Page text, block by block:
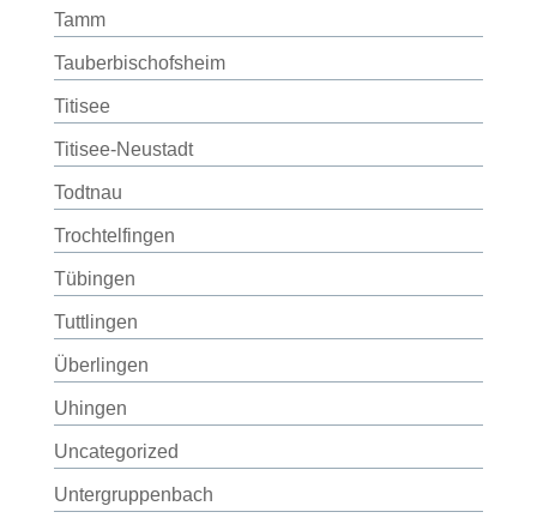
Tamm
Tauberbischofsheim
Titisee
Titisee-Neustadt
Todtnau
Trochtelfingen
Tübingen
Tuttlingen
Überlingen
Uhingen
Uncategorized
Untergruppenbach